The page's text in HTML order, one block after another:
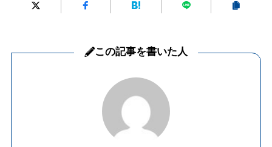
この記事を書いた人